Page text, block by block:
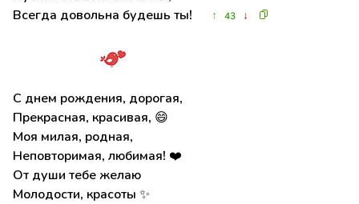
Всегда довольна будешь ты!
↑ 43 ↓
С днем рождения, дорогая,
Прекрасная, красивая, 😄
Моя милая, родная,
Неповторимая, любимая! ❤️
От души тебе желаю
Молодости, красоты ✨